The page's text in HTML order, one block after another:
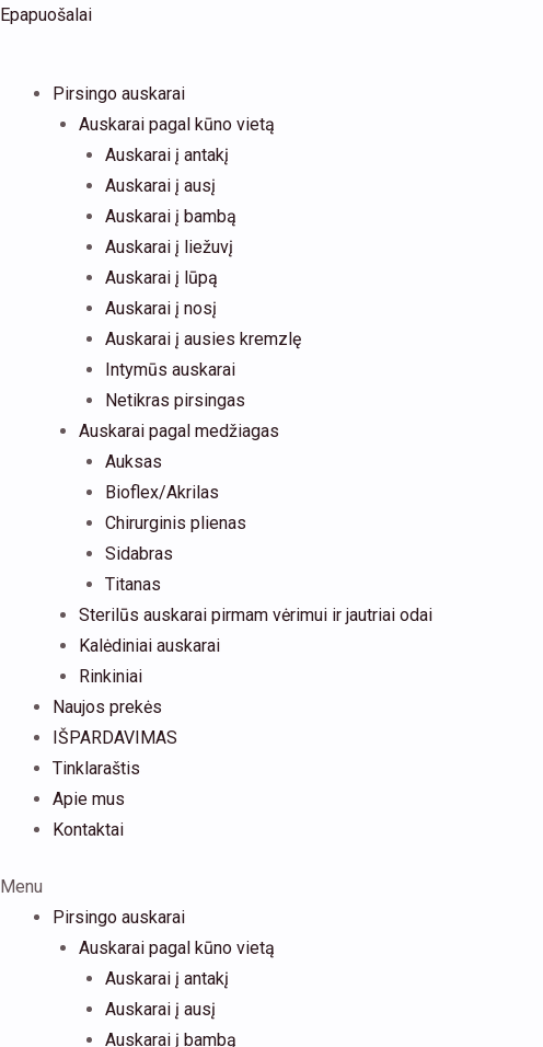
Pereiti
Epapuošalai
Pirsingo auskarai
Auskarai pagal kūno vietą
Auskarai į antakį
Auskarai į ausį
Auskarai į bambą
Auskarai į liežuvį
Auskarai į lūpą
Auskarai į nosį
Auskarai į ausies kremzlę
Intymūs auskarai
Netikras pirsingas
Auskarai pagal medžiagas
Auksas
Bioflex/Akrilas
Chirurginis plienas
Sidabras
Titanas
Sterilūs auskarai pirmam vėrimui ir jautriai odai
Kalėdiniai auskarai
Rinkiniai
Naujos prekės
IŠPARDAVIMAS
Tinklaraštis
Apie mus
Kontaktai
Menu
Pirsingo auskarai
Auskarai pagal kūno vietą
Auskarai į antakį
Auskarai į ausį
Auskarai į bambą
Products
produkto
auskaras